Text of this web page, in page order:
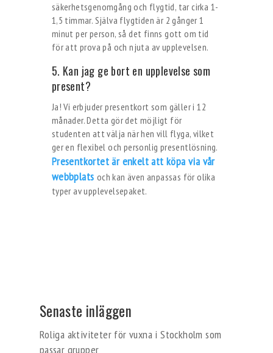
säkerhetsgenomgång och flygtid, tar cirka 1-
1,5 timmar. Själva flygtiden är 2 gånger 1
minut per person, så det finns gott om tid
för att prova på och njuta av upplevelsen.
5. Kan jag ge bort en upplevelse som
present?
Ja! Vi erbjuder presentkort som gäller i 12
månader. Detta gör det möjligt för
studenten att välja när hen vill flyga, vilket
ger en flexibel och personlig presentlösning.
Presentkortet är enkelt att köpa via vår
webbplats och kan även anpassas för olika
typer av upplevelsepaket.
Senaste inläggen
Roliga aktiviteter för vuxna i Stockholm som
passar grupper